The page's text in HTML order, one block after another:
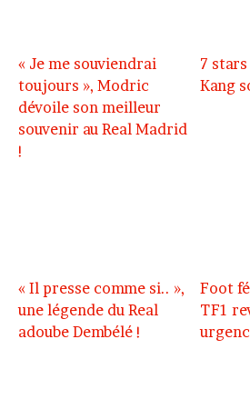
« Je me souviendrai
toujours », Modric
dévoile son meilleur
souvenir au Real Madrid
!
7
Kang
« Il presse comme si.. »,
une légende du Real
adoube Dembélé !
Foot
TF1